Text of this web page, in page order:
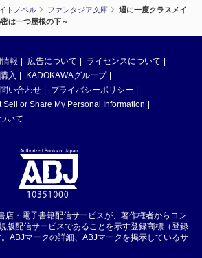
トノベル ファンタジア文庫
週に一度クラスメイ
は一つ屋根の下～
報 広告について
ライセンスについて
入
KADOKAWAグループ
い合わせ
プライバシーポリシー
Sell or Share My Personal Information
いて
店・電子書籍配信サービスが、著作権者からコン
版配信サービスであることを示す登録商標（登録
ABJマークの詳細、ABJマークを掲示しているサ